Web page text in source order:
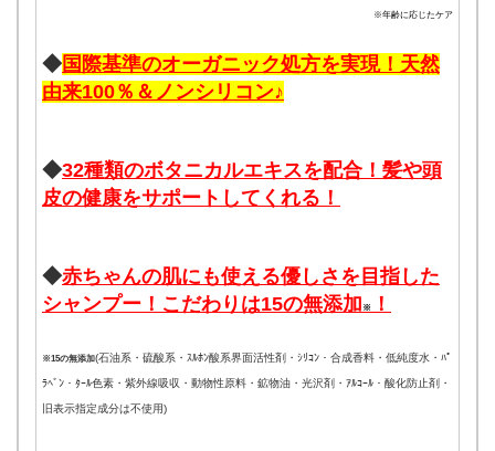
※年齢に応じたケア
◆国際基準のオーガニック処方を実現！天然
由来100％＆ノンシリコン♪
◆32種類のボタニカルエキスを配合！髪や頭
皮の健康をサポートしてくれる！
◆赤ちゃんの肌にも使える優しさを目指した
シャンプー！こだわりは15の無添加 ※ ！
※15の無添加(石油系・硫酸系・ｽﾙﾎﾝ酸系界面活性剤・ｼﾘｺﾝ・合成香料・低純度水・ﾊﾟ
ﾗﾍﾞﾝ・ﾀｰﾙ色素・紫外線吸収・動物性原料・鉱物油・光沢剤・ｱﾙｺｰﾙ・酸化防止剤・
旧表示指定成分は不使用)